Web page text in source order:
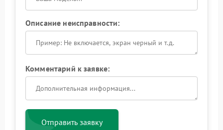
Описание неисправности:
Комментарий к заявке:
Отправить заявку